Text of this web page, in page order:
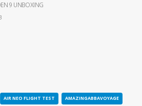
9 UNBOXING
AIR NEO FLIGHT TEST AMAZINGABBAVOYAGE